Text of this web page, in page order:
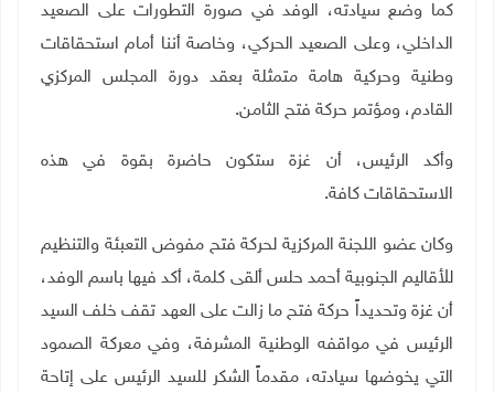
كما وضع سيادته، الوفد في صورة التطورات على الصعيد
الداخلي، وعلى الصعيد الحركي، وخاصة أننا أمام استحقاقات
وطنية وحركية هامة متمثلة بعقد دورة المجلس المركزي
القادم، ومؤتمر حركة فتح الثامن.
وأكد الرئيس، أن غزة ستكون حاضرة بقوة في هذه
الاستحقاقات كافة.
وكان عضو اللجنة المركزية لحركة فتح مفوض التعبئة والتنظيم
للأقاليم الجنوبية أحمد حلس ألقى كلمة، أكد فيها باسم الوفد،
أن غزة وتحديداً حركة فتح ما زالت على العهد تقف خلف السيد
الرئيس في مواقفه الوطنية المشرفة، وفي معركة الصمود
التي يخوضها سيادته، مقدماً الشكر للسيد الرئيس على إتاحة